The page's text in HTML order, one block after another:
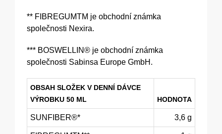
** FIBREGUMTM je obchodní známka
společnosti Nexira.
*** BOSWELLIN® je obchodní známka
společnosti Sabinsa Europe GmbH.
OBSAH SLOŽEK V DENNÍ DÁVCE
VÝROBKU 50 ML
HODNOTA
SUNFIBER®* 3,6 g